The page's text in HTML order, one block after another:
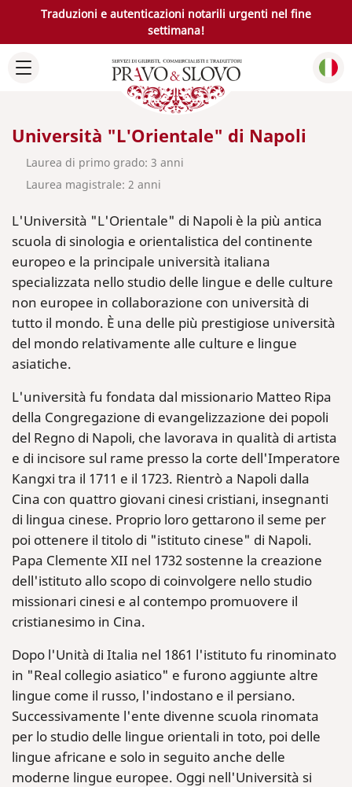
Traduzioni e autenticazioni notarili urgenti nel fine
settimana!
Università "L'Orientale" di Napoli
Laurea di primo grado: 3 anni
Laurea magistrale: 2 anni
L'Università "L'Orientale" di Napoli è la più antica
scuola di sinologia e orientalistica del continente
europeo e la principale università italiana
specializzata nello studio delle lingue e delle culture
non europee in collaborazione con università di
tutto il mondo. È una delle più prestigiose università
del mondo relativamente alle culture e lingue
asiatiche.
L'università fu fondata dal missionario Matteo Ripa
della Congregazione di evangelizzazione dei popoli
del Regno di Napoli, che lavorava in qualità di artista
e di incisore sul rame presso la corte dell'Imperatore
Kangxi tra il 1711 e il 1723. Rientrò a Napoli dalla
Cina con quattro giovani cinesi cristiani, insegnanti
di lingua cinese. Proprio loro gettarono il seme per
poi ottenere il titolo di "istituto cinese" di Napoli.
Papa Clemente XII nel 1732 sostenne la creazione
dell'istituto allo scopo di coinvolgere nello studio
missionari cinesi e al contempo promuovere il
cristianesimo in Cina.
Dopo l'Unità di Italia nel 1861 l'istituto fu rinominato
in "Real collegio asiatico" e furono aggiunte altre
lingue come il russo, l'indostano e il persiano.
Successivamente l'ente divenne scuola rinomata
per lo studio delle lingue orientali in toto, poi delle
lingue africane e solo in seguito anche delle
moderne lingue europee. Oggi nell'Università si